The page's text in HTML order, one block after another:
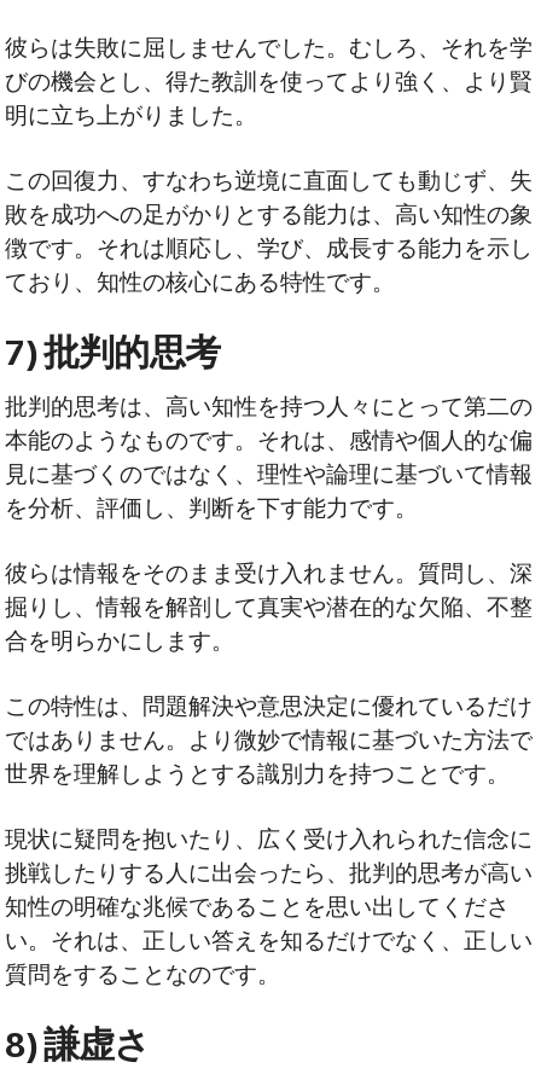
彼らは失敗に屈しませんでした。むしろ、それを学
びの機会とし、得た教訓を使ってより強く、より賢
明に立ち上がりました。
この回復力、すなわち逆境に直面しても動じず、失
敗を成功への足がかりとする能力は、高い知性の象
徴です。それは順応し、学び、成長する能力を示し
ており、知性の核心にある特性です。
7) 批判的思考
批判的思考は、高い知性を持つ人々にとって第二の
本能のようなものです。それは、感情や個人的な偏
見に基づくのではなく、理性や論理に基づいて情報
を分析、評価し、判断を下す能力です。
彼らは情報をそのまま受け入れません。質問し、深
掘りし、情報を解剖して真実や潜在的な欠陥、不整
合を明らかにします。
この特性は、問題解決や意思決定に優れているだけ
ではありません。より微妙で情報に基づいた方法で
世界を理解しようとする識別力を持つことです。
現状に疑問を抱いたり、広く受け入れられた信念に
挑戦したりする人に出会ったら、批判的思考が高い
知性の明確な兆候であることを思い出してくださ
い。それは、正しい答えを知るだけでなく、正しい
質問をすることなのです。
8) 謙虚さ